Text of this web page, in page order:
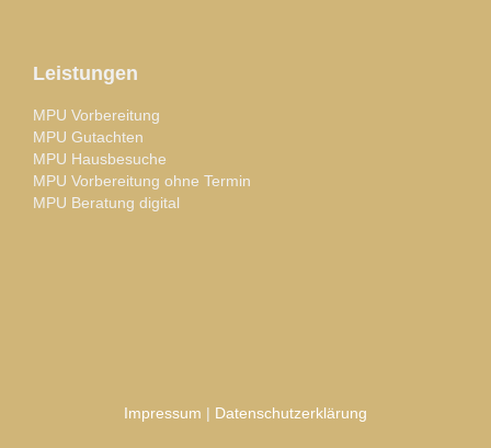
Leistungen
MPU Vorbereitung
MPU Gutachten
MPU Hausbesuche
MPU Vorbereitung ohne Termin
MPU Beratung digital
Impressum Datenschutzerklärung